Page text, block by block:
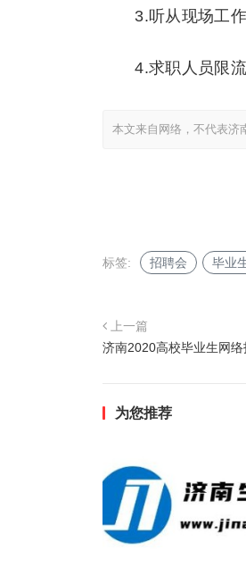
3.听从现场工作
4.求职人员限流
本文来自网络，不代表济
标签: 招聘会 毕业
上一篇
济南2020高校毕业生网络
为您推荐